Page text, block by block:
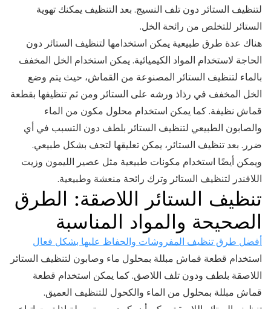
لتنظيف الستائر دون تلف النسيج. بعد التنظيف يمكنك تهوية
الستائر للتخلص من رائحة الخل.
هناك عدة طرق طبيعية يمكن استخدامها لتنظيف الستائر دون
الحاجة لاستخدام المواد الكيميائية. يمكن استخدام الخل المخفف
بالماء لتنظيف الستائر المصنوعة من القماش، حيث يتم وضع
الخل المخفف في رذاذ ورشه على الستائر ومن ثم تنظيفها بقطعة
قماش نظيفة. كما يمكن استخدام محلول مكون من الماء
والصابون الطبيعي لتنظيف الستائر بلطف دون التسبب في أي
ضرر. بعد تنظيف الستائر، يمكن تعليقها لتجف بشكل طبيعي.
ويمكن أيضًا استخدام مكونات طبيعية مثل عصير الليمون وزيت
اللافندر لتنظيف الستائر وترك رائحة منعشة وطبيعية.
تنظيف الستائر اللاصقة: الطرق
الصحيحة والمواد المناسبة
أفضل طرق تنظيف المفروشات والحفاظ عليها بشكل فعال
استخدام قطعة قماش مبللة بمحلول ماء وصابون لتنظيف الستائر
اللاصقة بلطف ودون تلف اللاصق. كما يمكن استخدام قطعة
قماش مبللة بمحلول من الماء والكحول للتنظيف العميق.